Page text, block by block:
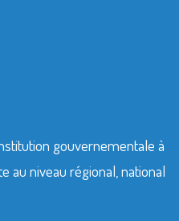
gouvernementale à
au niveau régional, national